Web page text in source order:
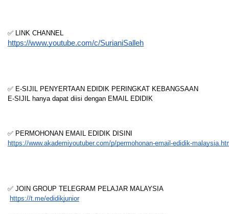
✅ LINK CHANNEL
https://www.youtube.com/c/SurianiSalleh
✅ E-SIJIL PENYERTAAN EDIDIK PERINGKAT KEBANGSAAN
E-SIJIL hanya dapat diisi dengan EMAIL EDIDIK
✅ PERMOHONAN EMAIL EDIDIK DISINI
https://www.akademiyoutuber.com/p/permohonan-email-edidik-
✅ JOIN GROUP TELEGRAM PELAJAR MALAYSIA
https://t.me/edidikjunior